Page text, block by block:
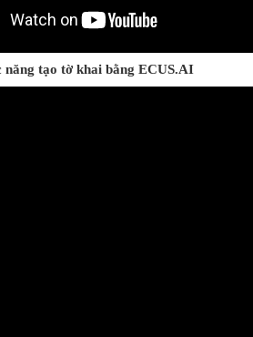
năng tạo tờ khai bằng ECUS.AI